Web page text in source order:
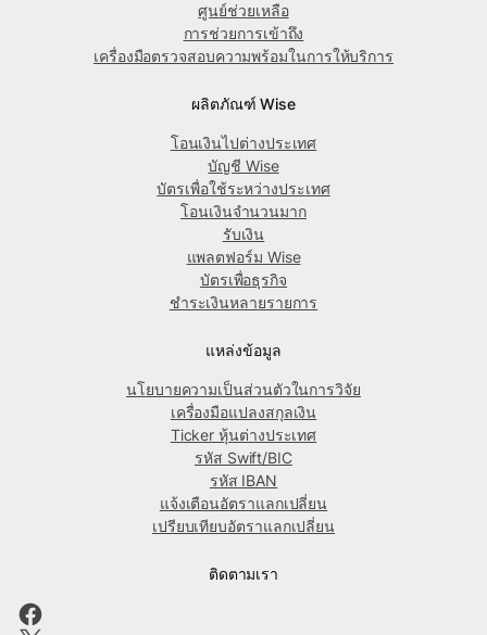
ศูนย์ช่วยเหลือ
การช่วยการเข้าถึง
เครื่องมือตรวจสอบความพร้อมในการให้บริการ
ผลิตภัณฑ์ Wise
โอนเงินไปต่างประเทศ
บัญชี Wise
บัตรเพื่อใช้ระหว่างประเทศ
โอนเงินจำนวนมาก
รับเงิน
แพลตฟอร์ม Wise
บัตรเพื่อธุรกิจ
ชำระเงินหลายรายการ
แหล่งข้อมูล
นโยบายความเป็นส่วนตัวในการวิจัย
เครื่องมือแปลงสกุลเงิน
Ticker หุ้นต่างประเทศ
รหัส Swift/BIC
รหัส IBAN
แจ้งเตือนอัตราแลกเปลี่ยน
เปรียบเทียบอัตราแลกเปลี่ยน
ติดตามเรา